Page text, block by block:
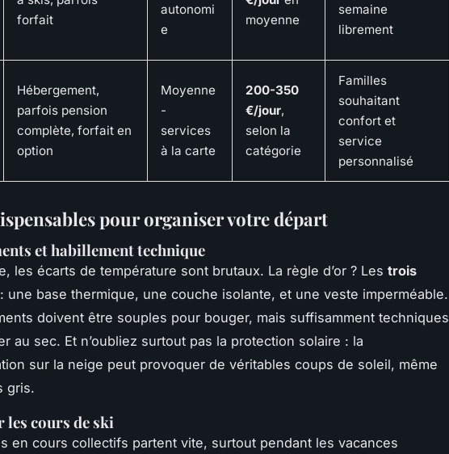
forfait
autonomi
e
moyenne
semaine
librement
Hébergement,
parfois pension
complète, forfait en
option
Moyenne
-
services
à la carte
200-350
€/jour,
selon la
catégorie
Familles
souhaitant
confort et
service
personnalisé
pour organiser votre départ
et habillement technique
les écarts de température sont brutaux. La règle d’or ? Les trois
: une base thermique, une couche isolante, et une veste imperméable.
doivent être souples pour bouger, mais suffisamment techniques
au sec. Et n’oubliez surtout pas la protection solaire : la
sur la neige peut provoquer de véritables coups de soleil, même
gris.
les cours de ski
en cours collectifs partent vite, surtout pendant les vacances